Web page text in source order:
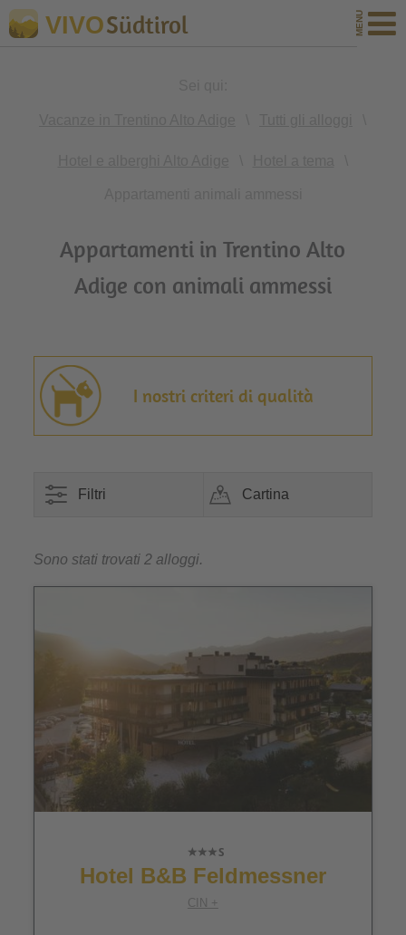
VIVOSüdtirol
Appartamenti in Trentino Alto
Adige con animali ammessi
I nostri criteri di qualità
Filtri Cartina
Sono stati trovati 2 alloggi.
Hotel B&B Feldmessner
CIN +